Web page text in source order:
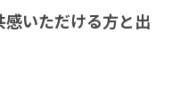
いただける方と出